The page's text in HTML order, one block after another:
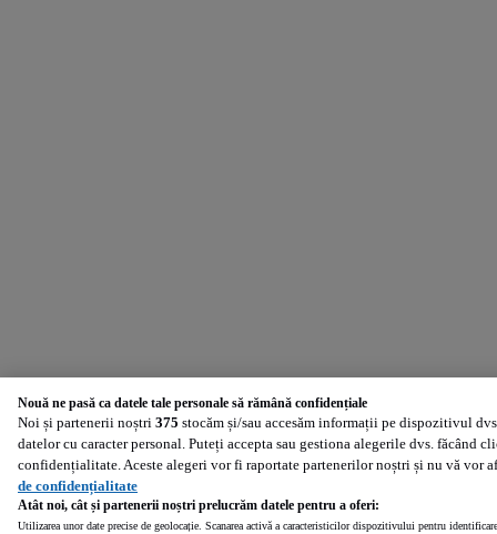
Nouă ne pasă ca datele tale personale să rămână confidențiale
Noi și partenerii noștri 375 stocăm și/sau accesăm informații pe dispozitivul
datelor cu caracter personal. Puteți accepta sau gestiona alegerile dvs. făcând
confidențialitate. Aceste alegeri vor fi raportate partenerilor noștri și nu vă vor
de confidențialitate
Atât noi, cât și partenerii noștri prelucrăm datele pentru a oferi:
Utilizarea unor date precise de geolocație. Scanarea activă a caracteristicilor dispozitivului pentru